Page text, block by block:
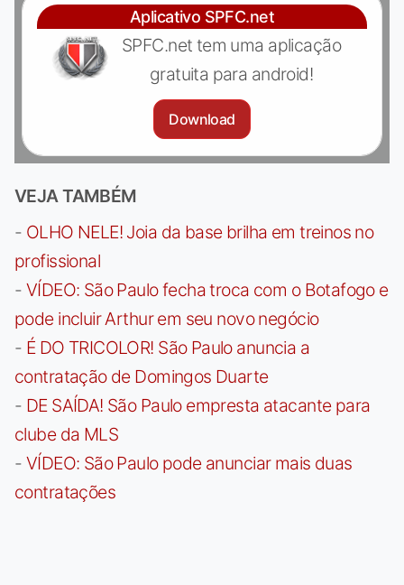
Aplicativo SPFC.net
SPFC.net tem uma aplicação
gratuita para android!
Download
VEJA TAMBÉM
- OLHO NELE! Joia da base brilha em treinos no
profissional
- VÍDEO: São Paulo fecha troca com o Botafogo e
pode incluir Arthur em seu novo negócio
- É DO TRICOLOR! São Paulo anuncia a
contratação de Domingos Duarte
- DE SAÍDA! São Paulo empresta atacante para
clube da MLS
- VÍDEO: São Paulo pode anunciar mais duas
contratações